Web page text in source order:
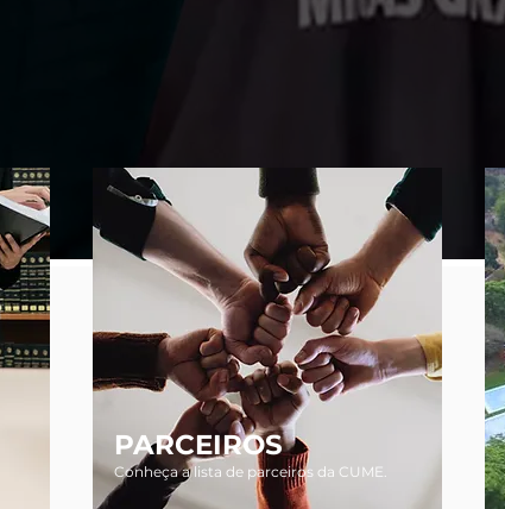
PARCEIROS
Conheça a lista de parceiros da CUME.